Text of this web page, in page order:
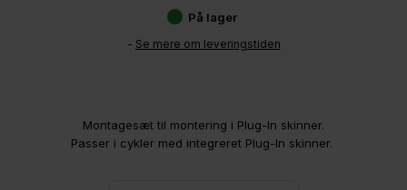
På lager
- Se mere om leveringstiden
Montagesæt til montering i Plug-In skinner.
Passer i cykler med integreret Plug-In skinner.